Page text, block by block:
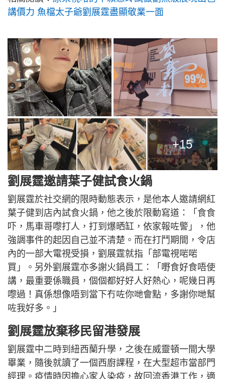
講價力 魚檔太子爺劉展霆盡顯敬業一面
+15
劉展霆邀請葉子健試食火鍋
劉展霆於社交網的限時動態表示，是他本人邀請網紅
葉子健到店內試食火鍋，他之後於限動寫道：「食食
吓，馬車哥嚟打人，打到爆晒缸，依家報咗警」，他
強調事件的起因自己並不清楚。而在打鬥期間，令店
內的一部大電視受損，劉展霆就指「部電視啱啱
買」。另外劉展霆亦多謝火鍋員工：「嘢食好食唔使
講，最重要係職員，個個都好好人好熱心，呢幾日再
嚟過！真係想像唔到當下冇咗你哋會點，多謝你哋幫
咗我好多。」
劉展霆放棄移民留港發展
劉展霆中二時到紐西蘭升學，之後在威靈頓一間大學
畢業，隨後就讀了一個西廚課程，在大型超市當部門
經理。疫情時因擔心家人染疫，故回流香港工作，適